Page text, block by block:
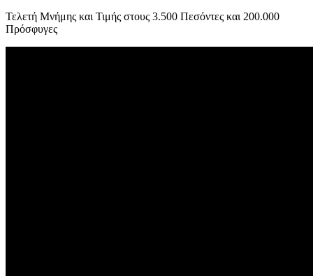
Τελετή Μνήμης και Τιμής στους 3.500 Πεσόντες και 200.000
Πρόσφυγες